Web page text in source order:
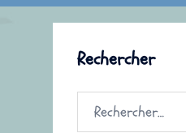
Rechercher
Rechercher :